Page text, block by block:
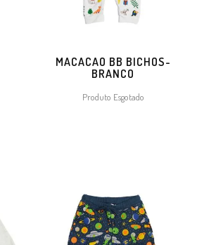
MACACAO BB BICHOS-
BRANCO
Produto Esgotado